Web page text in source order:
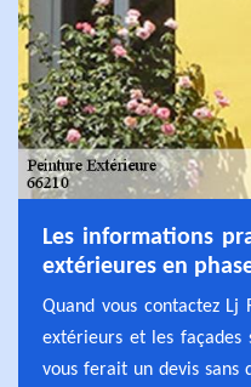
Les informations
extérieures en
Quand vous contactez Lj
extérieurs et les façades
vous ferait un devis sans